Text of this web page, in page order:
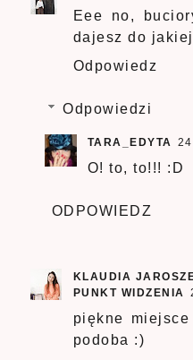
Eee no,
dajesz do
Odpowiedz
Odpowiedzi
TARA_EDYTA
O! to, to!!! :D
ODPOWIEDZ
KLAUDIA
PUNKT WIDZENIA
piękne
podoba :)